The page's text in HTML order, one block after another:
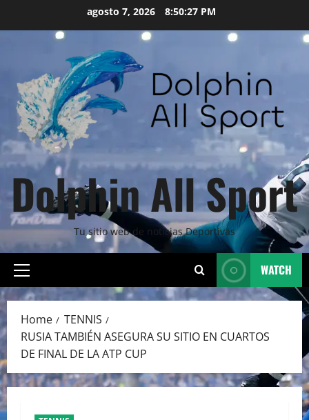
agosto 7, 2026 8:50:28 PM
Dolphin All Sport
Tu sitio web de noticias Deportivas
Primary
Menu
WATCH
Home
TENNIS
RUSIA TAMBIÉN ASEGURA SU SITIO EN CUARTOS
DE FINAL DE LA ATP CUP